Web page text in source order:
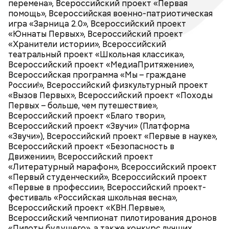
перемена», Всероссийский проект «Первая
помощь», Всероссийская военно-патриотическая
игра «Зарница 2.0», Всероссийский проект
«Юннаты Первых», Всероссийский проект
«Хранители истории», Всероссийский
театральный проект «Школьная классика»,
Всероссийский проект «МедиаПритяжение»,
Всероссийская программа «Мы – граждане
России!», Всероссийский физкультурный проект
«Вызов Первых», Всероссийский проект «Походы
Первых – больше, чем путешествие»,
Всероссийский проект «Благо твори»,
Всероссийский проект «Звучи» (Платформа
«Звучи»), Всероссийский проект «Первые в науке»,
Всероссийский проект «Безопасность в
Движении», Всероссийский проект
«Литературный марафон», Всероссийский проект
«Первый студенческий», Всероссийский проект
«Первые в профессии», Всероссийский проект-
фестиваль «Российская школьная весна»,
Всероссийский проект «КВН.Первые»,
Всероссийский чемпионат пилотирования дронов
Проект «Первые в медиа. Я — страна» проводится
медиахолдингом «Вечерняя Москва» при
грантовой поддержке Движения Первых. Это
всероссийская программа для школьников и
Общероссийское общественно-государственное
движение детей и молодежи «Движение первых» –
крупнейшее российское сообщество,
объединяющее детей и взрослых,
государственные и общественные институты для
развития единого воспитательного пространства
в системе образования и за её пределами.
политики, социальной защиты и на предприятиях.
Среди участников – 12 млн обучающиеся школ,
колледжей и вузов, более 2 млн человек
зарегистрированы в качестве наставников.
«Пилоты будущего», а также конкурс лучших
проектов для детей и молодёжи «Конкурс
первичных отделений Движения Первых».
Движение Первых реализует Программу
Проекты Движения Первых реализуются по
национальному проекту «Молодежь и дети», в
частности, федеральных проектов «Мы вместе
(воспитание гармонично развитой личности)» и
«Россия - страна возможностей». В числе
флагманов: Всероссийский проект «Большая
перемена», Всероссийский проект «Первая
помощь», Всероссийская военно-патриотическая
игра «Зарница 2.0», Всероссийский проект
«Юннаты Первых», Всероссийский проект
«Хранители истории», Всероссийский
«Вечерняя Москва» — легендарная столичная
газета, основанная в 1923 году. Сегодня это